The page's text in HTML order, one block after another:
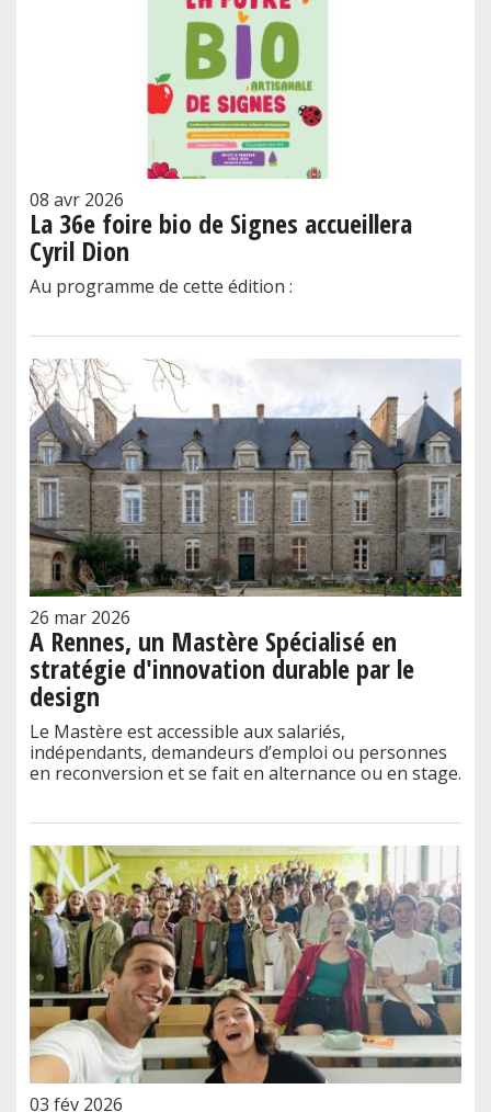
08 avr 2026
La 36e foire bio de Signes accueillera
Cyril Dion
Au programme de cette édition :
26 mar 2026
A Rennes, un Mastère Spécialisé en
stratégie d'innovation durable par le
design
Le Mastère est accessible aux salariés,
indépendants, demandeurs d’emploi ou personnes
en reconversion et se fait en alternance ou en stage.
03 fév 2026